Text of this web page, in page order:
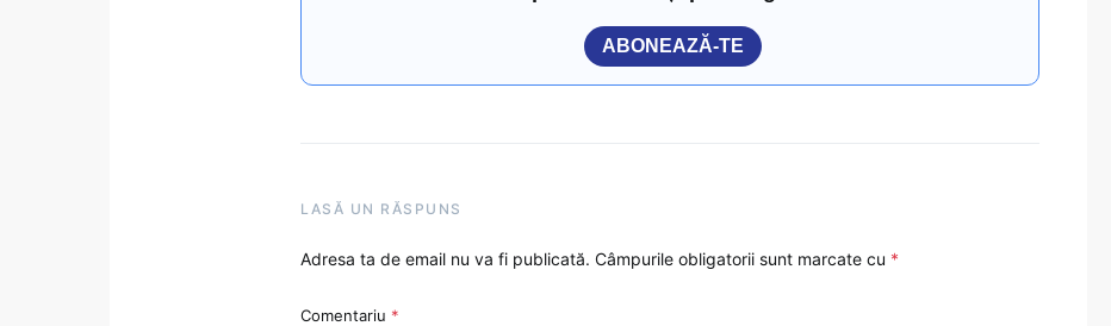
ABONEAZĂ-TE
LASĂ UN RĂSPUNS
Adresa ta de email nu va fi publicată. Câmpurile obligatorii sunt marcate cu *
Comentariu *